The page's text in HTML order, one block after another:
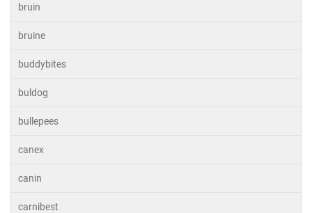
bruin
bruine
buddybites
buldog
bullepees
canex
canin
carnibest